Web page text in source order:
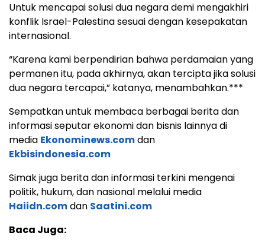
Untuk mencapai solusi dua negara demi mengakhiri
konflik Israel-Palestina sesuai dengan kesepakatan
internasional.
“Karena kami berpendirian bahwa perdamaian yang
permanen itu, pada akhirnya, akan tercipta jika solusi
dua negara tercapai,” katanya, menambahkan.***
Sempatkan untuk membaca berbagai berita dan
informasi seputar ekonomi dan bisnis lainnya di
media Ekonominews.comdan
Ekbisindonesia.com
Simak juga berita dan informasi terkini mengenai
politik, hukum, dan nasional melalui media
Haiidn.comdan Saatini.com
Baca Juga: